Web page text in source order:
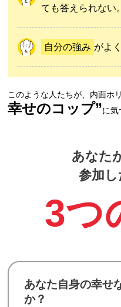
ても答えられない。
自分の強み がよ
このような人たちが、内面ホ
幸せのコップ”に気
あなた
参加
3つ
あなた自身の幸せ
か？